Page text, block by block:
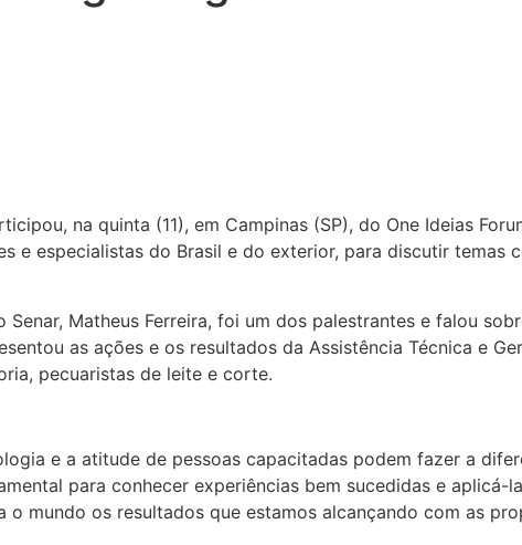
na quinta (11), em Campinas (SP), do One Ideias
e especialistas do Brasil e do exterior, para discutir temas
Matheus Ferreira, foi um dos palestrantes e falou
as ações e os resultados da Assistência Técnica e
pecuaristas de leite e corte.
e a atitude de pessoas capacitadas podem fazer a
para conhecer experiências bem sucedidas e aplicá-
mundo os resultados que estamos alcançando com as